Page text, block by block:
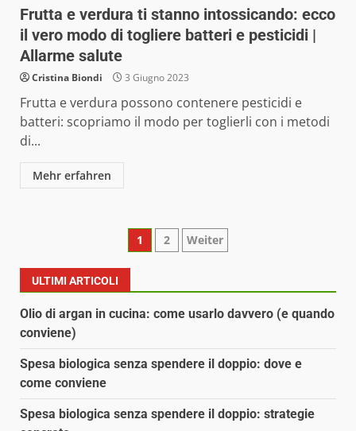
Frutta e verdura ti stanno intossicando: ecco
il vero modo di togliere batteri e pesticidi |
Allarme salute
Cristina Biondi 3 Giugno 2023
Frutta e verdura possono contenere pesticidi e
batteri: scopriamo il modo per toglierli con i metodi
di...
Mehr erfahren
Paginazione
degli
articoli
1 2 Weiter
ULTIMI ARTICOLI
Olio di argan in cucina: come usarlo davvero (e quando
conviene)
Spesa biologica senza spendere il doppio: dove e
come conviene
Spesa biologica senza spendere il doppio: strategie